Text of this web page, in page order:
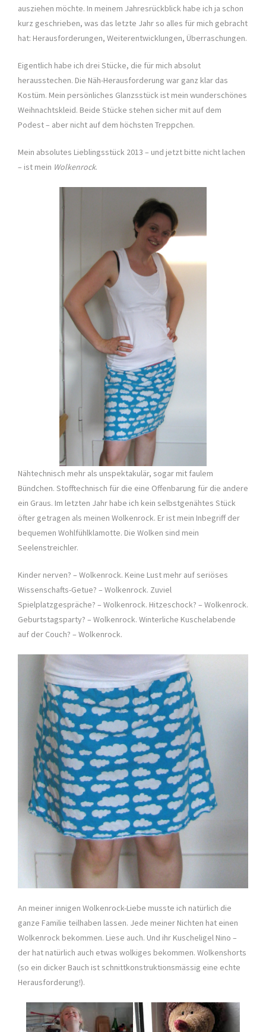
ausziehen möchte. In meinem Jahresrückblick habe ich ja schon
kurz geschrieben, was das letzte Jahr so alles für mich gebracht
hat: Herausforderungen, Weiterentwicklungen, Überraschungen.
Eigentlich habe ich drei Stücke, die für mich absolut
herausstechen. Die Näh-Herausforderung war ganz klar das
Kostüm. Mein persönliches Glanzsstück ist mein wunderschönes
Weihnachtskleid. Beide Stücke stehen sicher mit auf dem
Podest – aber nicht auf dem höchsten Treppchen.
Mein absolutes Lieblingsstück 2013 – und jetzt bitte nicht lachen
– ist mein Wolkenrock.
Nähtechnisch mehr als unspektakulär, sogar mit faulem
Bündchen. Stofftechnisch für die eine Offenbarung für die andere
ein Graus. Im letzten Jahr habe ich kein selbstgenähtes Stück
öfter getragen als meinen Wolkenrock. Er ist mein Inbegriff der
bequemen Wohlfühlklamotte. Die Wolken sind mein
Seelenstreichler.
Kinder nerven? – Wolkenrock. Keine Lust mehr auf seriöses
Wissenschafts-Getue? – Wolkenrock. Zuviel
Spielplatzgespräche? – Wolkenrock. Hitzeschock? – Wolkenrock.
Geburtstagsparty? – Wolkenrock. Winterliche Kuschelabende
auf der Couch? – Wolkenrock.
An meiner innigen Wolkenrock-Liebe musste ich natürlich die
ganze Familie teilhaben lassen. Jede meiner Nichten hat einen
Wolkenrock bekommen. Liese auch. Und ihr Kuscheligel Nino –
der hat natürlich auch etwas wolkiges bekommen. Wolkenshorts
(so ein dicker Bauch ist schnittkonstruktionsmässig eine echte
Herausforderung!).